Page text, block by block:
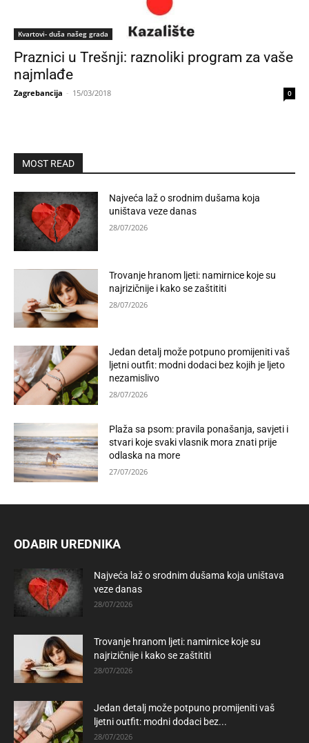
Kvartovi- duša našeg grada
Praznici u Trešnji: raznoliki program za vaše
najmlađe
Zagrebancija - 15/03/2018 0
MOST READ
Najveća laž o srodnim dušama koja
uništava veze danas
28/07/2026
Trovanje hranom ljeti: namirnice koje su
najrizičnije i kako se zaštititi
28/07/2026
Jedan detalj može potpuno promijeniti vaš
ljetni outfit: modni dodaci bez kojih je ljeto
nezamislivo
28/07/2026
Plaža sa psom: pravila ponašanja, savjeti i
stvari koje svaki vlasnik mora znati prije
odlaska na more
27/07/2026
ODABIR UREDNIKA
Najveća laž o srodnim dušama koja uništava
veze danas
28/07/2026
Trovanje hranom ljeti: namirnice koje su
najrizičnije i kako se zaštititi
28/07/2026
Jedan detalj može potpuno promijeniti vaš
ljetni outfit: modni dodaci bez...
28/07/2026